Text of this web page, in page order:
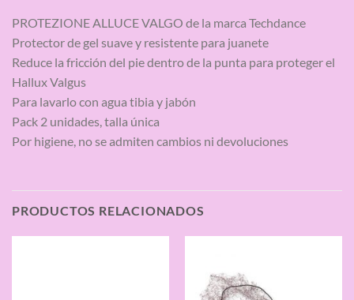
PROTEZIONE ALLUCE VALGO de la marca Techdance
Protector de gel suave y resistente para juanete
Reduce la fricción del pie dentro de la punta para proteger el
Hallux Valgus
Para lavarlo con agua tibia y jabón
Pack 2 unidades, talla única
Por higiene, no se admiten cambios ni devoluciones
PRODUCTOS RELACIONADOS